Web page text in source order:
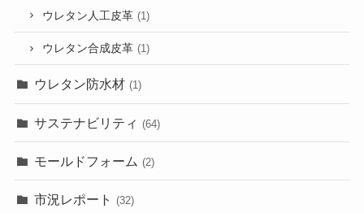
ウレタン人工皮革 (1)
ウレタン合成皮革 (1)
ウレタン防水材 (1)
サステナビリティ (64)
モールドフォーム (2)
市況レポート (32)